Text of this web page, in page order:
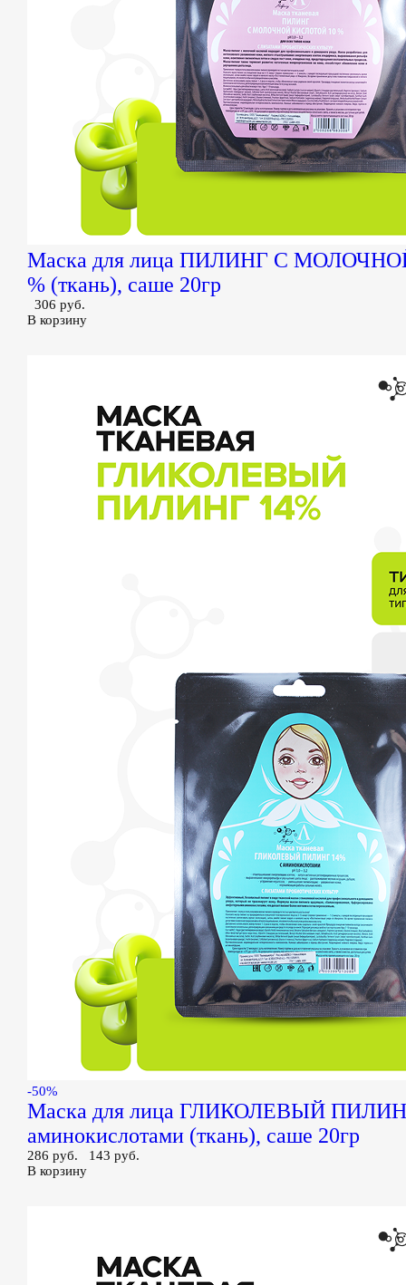
Маска для лица ПИЛИНГ С
% (ткань), саше 20гр
306 руб.
В корзину
-50%
Маска для лица ГЛИКОЛЕВЫЙ
аминокислотами (ткань), саше 20гр
286 руб.
143 руб.
В корзину